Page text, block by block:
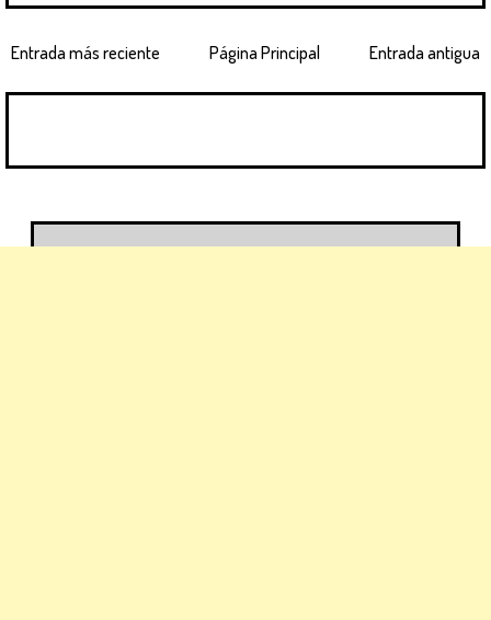
Entrada más reciente Entrada antigua
Página Principal